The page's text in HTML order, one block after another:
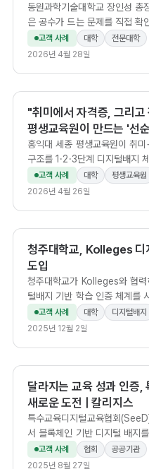
상생 체계의 다음 단계
동원과학기술대학교 장인성
은 공수가 드는 문제를 직접 확
업 인지도 확산 등 디지털배지
고객 사례 대학
전문대학
2026년 4월 28일
"취미에서 자격증, 그리
평생교육원이 만드는 '선
홍익대 세종 평생교육원이 취
구조를 1·2·3단계 디지털배지
터뷰로 담았다.
고객 사례 대학
평생교육원
2026년 4월 26일
청주대학교, Kolleges 디
도입
청주대학교가 Kolleges와 협
털배지 기반 학습 인증 체계를
오 경쟁력 강화에 나섰습니다.
고객 사례 대학
디지털배지
2025년 12월 2일
달라지는 교육 성과 인증,
새로운 도전 | 칼리지스
특수교육디지털교육협회
서 블록체인 기반 디지털 배지
지털 자산으로 전환한 사례.
고객 사례 협회
공공기관
2025년 8월 27일